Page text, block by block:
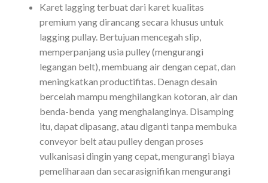
Karet lagging terbuat dari karet kualitas
premium yang dirancang secara khusus untuk
lagging pullay. Bertujuan mencegah slip,
memperpanjang usia pulley (mengurangi
legangan belt), membuang air dengan cepat, dan
meningkatkan productifitas. Denagn desain
bercelah mampu menghilangkan kotoran, air dan
benda-benda yang menghalanginya. Disamping
itu, dapat dipasang, atau diganti tanpa membuka
conveyor belt atau pulley dengan proses
vulkanisasi dingin yang cepat, mengurangi biaya
pemeliharaan dan secarasignifikan mengurangi